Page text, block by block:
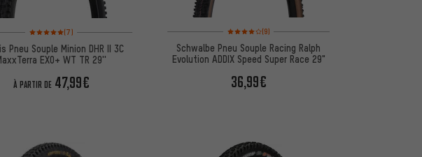
Note moyenne : 5 sur 5 d'après 7 avis
(7)
Pneu Souple Minion DHR II 3C
EXO+ WT TR 29''
À PARTIR DE 47,99€
Note moyenne : 4 sur 5 d'après 9 avis
(9)
Schwalbe Pneu Souple Racing Ralph
Evolution ADDIX Speed Super Race 29"
36,99€